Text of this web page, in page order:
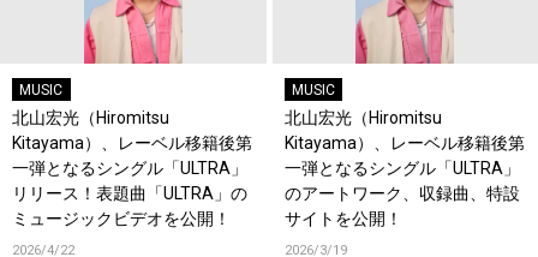
MUSIC
北山宏光（Hiromitsu
Kitayama）、レーベル移籍後第
一弾となるシングル「ULTRA」
リリース！表題曲「ULTRA」の
ミュージックビデオを公開！
2026/4/22
MUSIC
北山宏光（Hiromitsu
Kitayama）、レーベル移籍後第
一弾となるシングル「ULTRA」
のアートワーク、収録曲、特設
サイトを公開！
2026/3/19